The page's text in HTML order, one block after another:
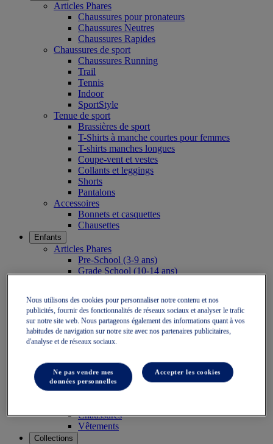
Articles Phares
Chaussures pour pronateurs
Chaussures Neutres
Chaussures Rapides
Chaussures de sport
Chaussures Running
Trail
Tennis
Indoor
SportStyle
Tenue de sport
Brassières de sport
T-Shirts à manche courtes pour femmes
T-shirts manches longues
Coupe-vent et vestes
Collants et leggings
Shorts
Pantalons
Accessoires
Bonnets et casquettes
Chausettes
Enfants
Articles Phares
Pre-School (3-9 ans)
Grade School (10-14 ans)
Indoor
Chaussures de style sportif pour enfants
Sports
Running
Vêtements
Tennis
Chaussures
Vêtements
Chaussures
Vêtements
Collections
Nous utilisons des cookies pour personnaliser notre contenu et nos
publicités, fournir des fonctionnalités de réseaux sociaux et analyser le trafic
sur notre site web. Nous partageons également des informations quant à vos
habitudes de navigation sur notre site avec nos partenaires publicitaires,
d'analyse et de réseaux sociaux.
Ne pas vendre mes
données personnelles
Accepter les cookies